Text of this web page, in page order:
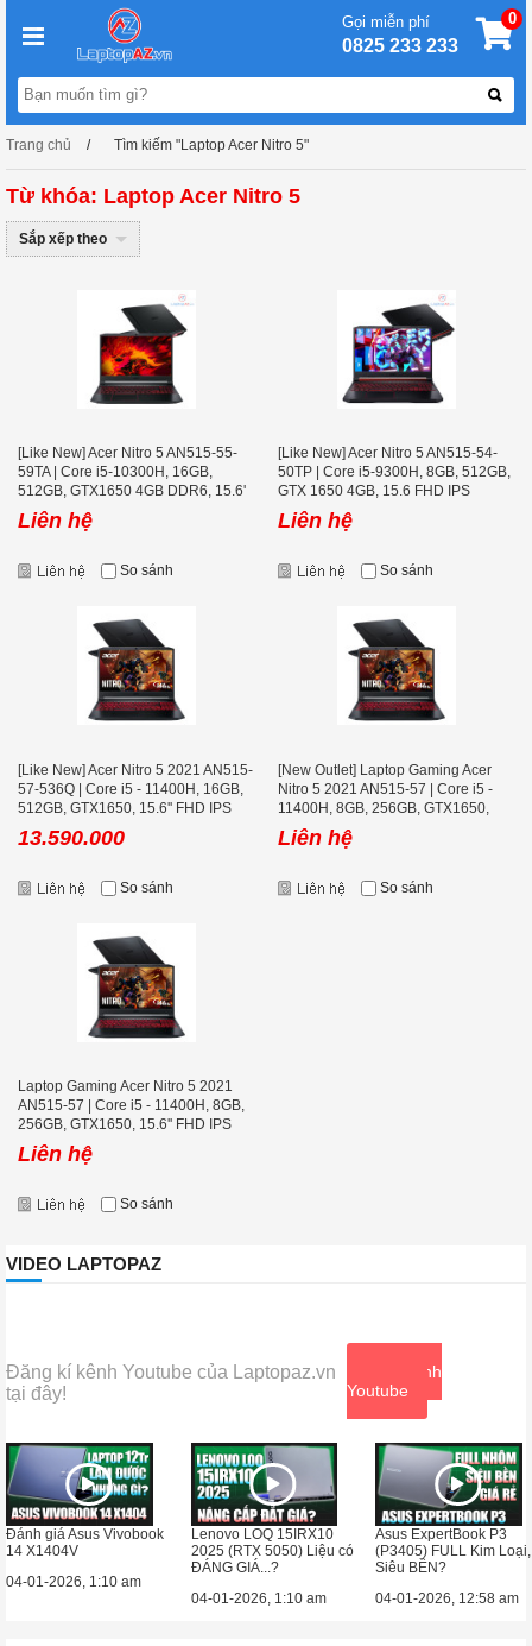
Gọi miễn phí
0825 233 233
0
Trang chủ Tìm kiếm "Laptop Acer Nitro 5"
Từ khóa: Laptop Acer Nitro 5
Sắp xếp theo
[Like New] Acer Nitro 5 AN515-55-
59TA | Core i5-10300H, 16GB,
512GB, GTX1650 4GB DDR6, 15.6'
FHD 144Hz
Liên hệ
So sánh
[Like New] Acer Nitro 5 AN515-54-
50TP | Core i5-9300H, 8GB, 512GB,
GTX 1650 4GB, 15.6 FHD IPS
Liên hệ
So sánh
[Like New] Acer Nitro 5 2021 AN515-
57-536Q | Core i5 - 11400H, 16GB,
512GB, GTX1650, 15.6'' FHD IPS
144Hz
13.590.000
So sánh
[New Outlet] Laptop Gaming Acer
Nitro 5 2021 AN515-57 | Core i5 -
11400H, 8GB, 256GB, GTX1650,
15.6'' FHD IPS 144Hz
Liên hệ
So sánh
Laptop Gaming Acer Nitro 5 2021
AN515-57 | Core i5 - 11400H, 8GB,
256GB, GTX1650, 15.6'' FHD IPS
144Hz
Liên hệ
So sánh
VIDEO LAPTOPAZ
Đăng kí kênh Youtube của Laptopaz.vn
tại đây!
Xem kênh
Youtube
Đánh giá Asus Vivobook
14 X1404V
04-01-2026, 1:10 am
Lenovo LOQ 15IRX10
2025 (RTX 5050) Liệu có
ĐÁNG GIÁ...?
04-01-2026, 1:10 am
Asus ExpertBook P3
(P3405) FULL Kim Loại,
Siêu BỀN?
04-01-2026, 12:58 am